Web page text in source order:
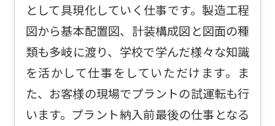
として具現化していく仕事です。製造工程
図から基本配置図、計装構成図と図面の種
類も多岐に渡り、学校で学んだ様々な知識
を活かして仕事をしていただけます。ま
た、お客様の現場でプラントの試運転も行
います。プラント納入前最後の仕事となる